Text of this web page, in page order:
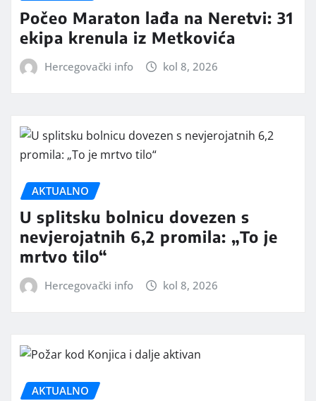
Počeo Maraton lađa na Neretvi: 31
ekipa krenula iz Metkovića
Hercegovački info kol 8, 2026
AKTUALNO
U splitsku bolnicu dovezen s
nevjerojatnih 6,2 promila: „To je
mrtvo tilo“
Hercegovački info kol 8, 2026
AKTUALNO